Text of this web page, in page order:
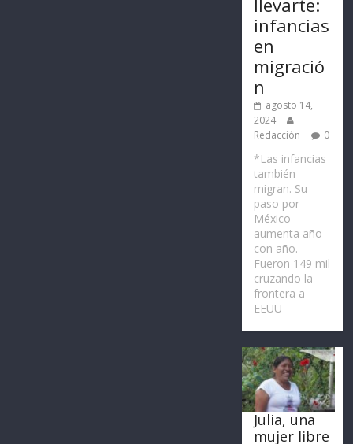
llevarte:
infancias
en
migració
n
agosto 14,
2024
Redacción
0
*Las infancias
también
migran. Su
paso por
México
aumenta año
con año.
Fueron 149 mil
cruzando la
frontera a
EEUU
Julia, una
mujer libre